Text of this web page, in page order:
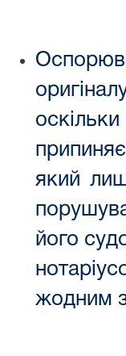
який
його
жодним